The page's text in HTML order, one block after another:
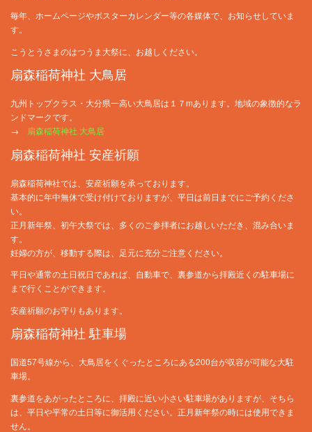
毎年、ホームページやポスターカレンダー等の各媒体で、お知らせしていま
す。
こうとうさまのはつうま大祭に、お越しください。
扇森稲荷神社 大鳥居
九州トップクラス・大分県一高い大鳥居は１７mあります。地域の象徴的なラ
ンドマークです。
→
扇森稲荷神社 大鳥居
扇森稲荷神社 安産祈願
扇森稲荷神社では、安産祈願を承っております。
基本的に年中無休で受け付けておりますが、平日は前日までにご予約くださ
い。
正月新年祭、初午大祭では、多くのご参拝者にお越しいただき、混み合いま
す。
妊婦の方が、移動する際は、足元に充分ご注意ください。
平日や通常の土日祝日であれば、自動車で、裏参道から拝殿近くの駐車場に
まで行くことができます。
安産祈願のお守りもあります。
扇森稲荷神社 駐車場
国道57号線から、大鳥居をくぐったところにある200台が収容が可能な大駐
車場。
裏参道をあがったところに、拝殿に近い小さい駐車場がありますが、そちら
は、平日や平常の土日等に御活用ください。正月新年祭の時には使用できま
せん。